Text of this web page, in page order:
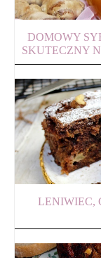
DOMOWY
SKUTECZNY
LENIWIEC,